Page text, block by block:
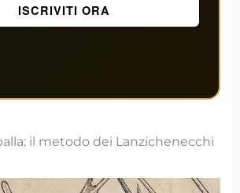
il metodo dei Lanzichenecchi